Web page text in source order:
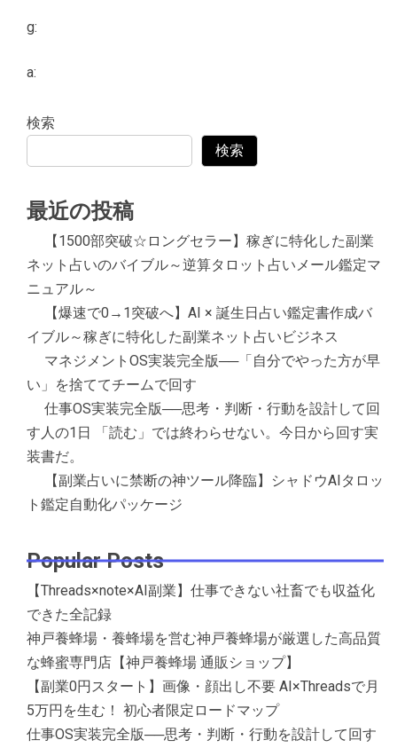
g:
a:
検索
検索
最近の投稿
【1500部突破☆ロングセラー】稼ぎに特化した副業
ネット占いのバイブル～逆算タロット占いメール鑑定マ
ニュアル～
【爆速で0→1突破へ】AI × 誕生日占い鑑定書作成バ
イブル～稼ぎに特化した副業ネット占いビジネス
マネジメントOS実装完全版──「自分でやった方が早
い」を捨ててチームで回す
仕事OS実装完全版──思考・判断・行動を設計して回
す人の1日 「読む」では終わらせない。今日から回す実
装書だ。
【副業占いに禁断の神ツール降臨】シャドウAIタロッ
ト鑑定自動化パッケージ
Popular Posts
【Threads×note×AI副業】仕事できない社畜でも収益化
できた全記録
神戸養蜂場・養蜂場を営む神戸養蜂場が厳選した高品質
な蜂蜜専門店【神戸養蜂場 通販ショップ】
【副業0円スタート】画像・顔出し不要 AI×Threadsで月
5万円を生む！ 初心者限定ロードマップ
仕事OS実装完全版──思考・判断・行動を設計して回す